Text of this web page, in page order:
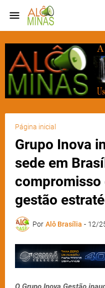
Página inicial
Grupo Inova
sede em
compromisso
gestão
Por Alô Brasília - 12/